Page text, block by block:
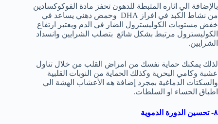
بالإضافة الي اثاره المثبطة للدهون تحفز مادة الفوكوكسادين
من نشاط الكبد في افراز DHA وحمض دهني يساعد في
خفض مستويات الكوليسترول الضار في الدم ويعتبر ارتفاع
الكوليسترول مرتبط بشكل شائع بتصلب الشرايين وانسداد
الشرايين.
لذلك يمكنك حماية نفسك من امراض القلب من خلال تناول
عشبة وكامي البحرية وكذلك الحماية من النوبات القلبية
والسكتات الدماغية بمجرد إضافة هه الأعشاب الهشة الي
اطباق الحساء او السلطات.
٨- تحسين الدورة الدموية